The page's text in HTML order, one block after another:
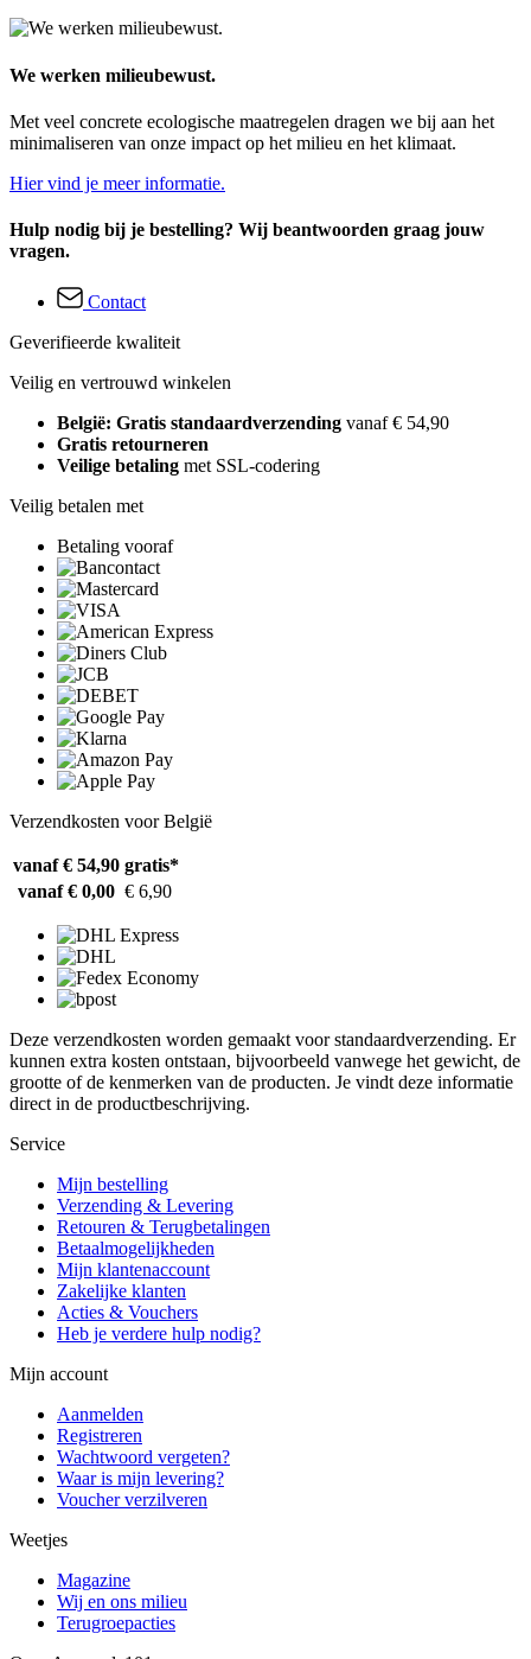
We werken milieubewust.
Met veel concrete ecologische maatregelen dragen we bij aan het
minimaliseren van onze impact op het milieu en het klimaat.
Hier vind je meer informatie.
Hulp nodig bij je bestelling? Wij beantwoorden graag jouw
vragen.
Contact
Geverifieerde kwaliteit
Veilig en vertrouwd winkelen
België: Gratis standaardverzending vanaf € 54,90
Gratis retourneren
Veilige betaling met SSL-codering
Veilig betalen met
Betaling vooraf
Verzendkosten voor België
vanaf € 54,90 gratis*
vanaf € 0,00 € 6,90
Deze verzendkosten worden gemaakt voor standaardverzending. Er
kunnen extra kosten ontstaan, bijvoorbeeld vanwege het gewicht, de
grootte of de kenmerken van de producten. Je vindt deze informatie
direct in de productbeschrijving.
Service
Mijn bestelling
Verzending & Levering
Retouren & Terugbetalingen
Betaalmogelijkheden
Mijn klantenaccount
Zakelijke klanten
Acties & Vouchers
Heb je verdere hulp nodig?
Mijn account
Aanmelden
Registreren
Wachtwoord vergeten?
Waar is mijn levering?
Voucher verzilveren
Weetjes
Magazine
Wij en ons milieu
Terugroepacties